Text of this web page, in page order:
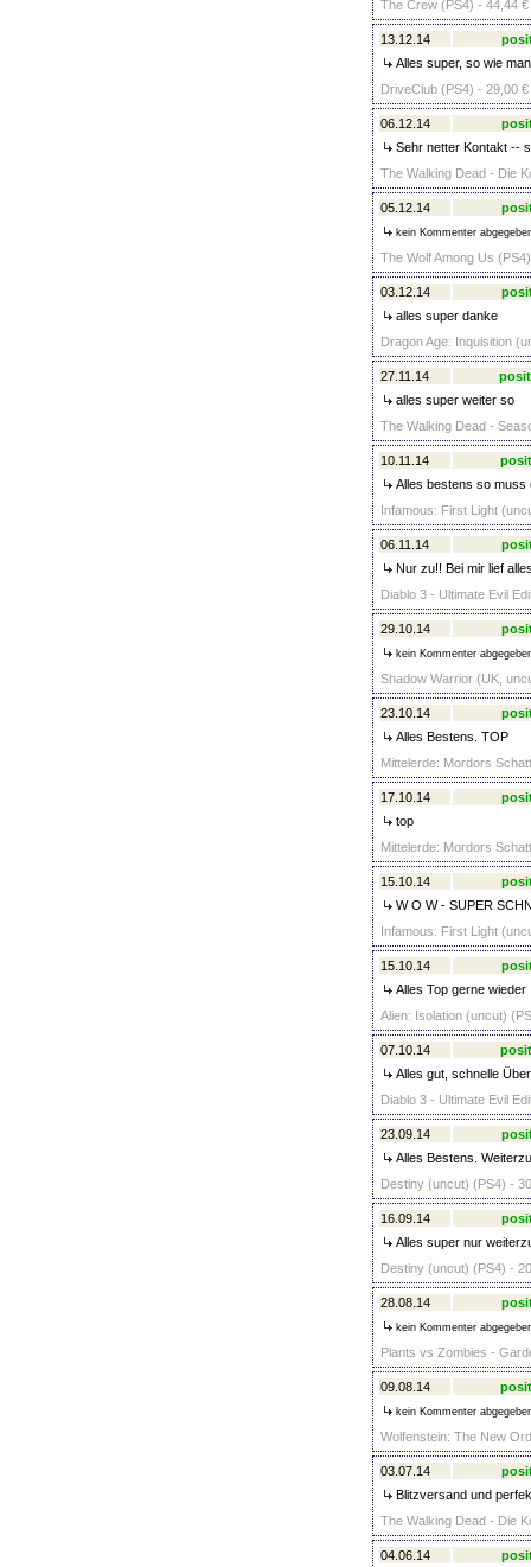
The Crew (PS4) - 44,44 €
13.12.14
Alles super, so wie
DriveClub (PS4) - 29,00 €
06.12.14
Sehr netter Kontakt --
The Walking Dead - Die
05.12.14
kein Kommenter
The Wolf Among Us
03.12.14
alles super danke
Dragon Age: Inquisition
27.11.14
alles super weiter so
The Walking Dead -
10.11.14
Alles bestens so muss
Infamous: First Light
06.11.14
Nur zu!! Bei mir lief
Diablo 3 - Ultimate Evil
29.10.14
kein Kommenter
Shadow Warrior (UK,
23.10.14
Alles Bestens. TOP
Mittelerde: Mordors
17.10.14
top
Mittelerde: Mordors
15.10.14
W O W - SUPER
Infamous: First Light
15.10.14
Alles Top gerne wieder
Alien: Isolation (uncut)
07.10.14
Alles gut, schnelle
Diablo 3 - Ultimate Evil
23.09.14
Alles Bestens.
Destiny (uncut) (PS4) -
16.09.14
Alles super nur
Destiny (uncut) (PS4) -
28.08.14
kein Kommenter
Plants vs Zombies -
09.08.14
kein Kommenter
Wolfenstein: The New
03.07.14
Blitzversand und
The Walking Dead - Die
04.06.14